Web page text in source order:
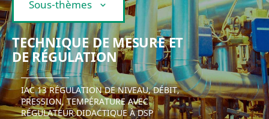
Sous-thèmes
TECHNIQUE DE MESURE ET
DE RÉGULATION
IAC 13 RÉGULATION DE NIVEAU, DÉBIT,
PRESSION, TEMPÉRATURE AVEC
RÉGULATEUR DIDACTIQUE À DSP